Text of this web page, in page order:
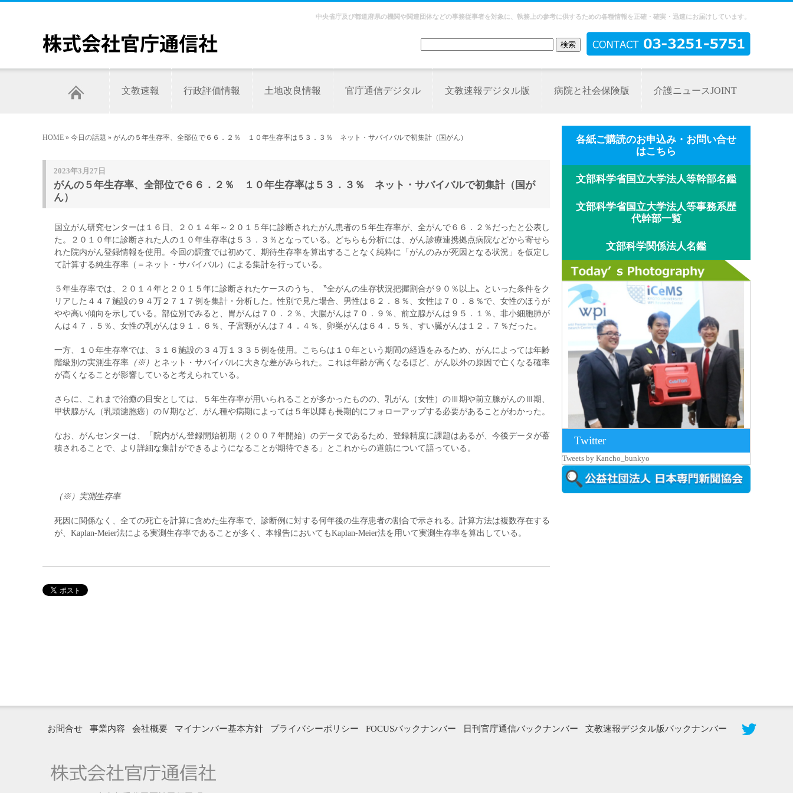
中央省庁及び都道府県の機関や関連団体などの事務従事者を対象に、執務上の参考に供するための各種情報を正確・確実・迅速にお届けしています。
文教速報 行政評価情報 土地改良情報 官庁通信デジタル 文教速報デジタル版 病院と社会保険版 介護ニュースJOINT
HOME » 今日の話題 » がんの５年生存率、全部位で６６．２％ １０年生存率は５３．３％ ネット・サバイバルで初集計（国がん）
2023年3月27日
がんの５年生存率、全部位で６６．２％ １０年生存率は５３．３％ ネット・サバイバルで初集計（国が
ん）
国立がん研究センターは１６日、２０１４年～２０１５年に診断されたがん患者の５年生存率が、全がんで６６．２％だったと公表し
た。２０１０年に診断された人の１０年生存率は５３．３％となっている。どちらも分析には、がん診療連携拠点病院などから寄せら
れた院内がん登録情報を使用。今回の調査では初めて、期待生存率を算出することなく純粋に「がんのみが死因となる状況」を仮定し
て計算する純生存率（＝ネット・サバイバル）による集計を行っている。
５年生存率では、２０１４年と２０１５年に診断されたケースのうち、〝全がんの生存状況把握割合が９０％以上〟といった条件をク
リアした４４７施設の９４万２７１７例を集計・分析した。性別で見た場合、男性は６２．８％、女性は７０．８％で、女性のほうが
やや高い傾向を示している。部位別でみると、胃がんは７０．２％、大腸がんは７０．９％、前立腺がんは９５．１％、非小細胞肺が
んは４７．５％、女性の乳がんは９１．６％、子宮頸がんは７４．４％、卵巣がんは６４．５％、すい臓がんは１２．７％だった。
一方、１０年生存率では、３１６施設の３４万１３３５例を使用。こちらは１０年という期間の経過をみるため、がんによっては年齢
階級別の実測生存率 （※） とネット・サバイバルに大きな差がみられた。これは年齢が高くなるほど、がん以外の原因で亡くなる確率
が高くなることが影響していると考えられている。
さらに、これまで治癒の目安としては、５年生存率が用いられることが多かったものの、乳がん（女性）のⅢ期や前立腺がんのⅢ期、
甲状腺がん（乳頭濾胞癌）のⅣ期など、がん種や病期によっては５年以降も長期的にフォローアップする必要があることがわかった。
なお、がんセンターは、「院内がん登録開始初期（２００７年開始）のデータであるため、登録精度に課題はあるが、今後データが蓄
積されることで、より詳細な集計ができるようになることが期待できる」とこれからの道筋について語っている。
（※）実測生存率
死因に関係なく、全ての死亡を計算に含めた生存率で、診断例に対する何年後の生存患者の割合で示される。計算方法は複数存在する
が、Kaplan-Meier法による実測生存率であることが多く、本報告においてもKaplan-Meier法を用いて実測生存率を算出している。
各紙ご購読のお申込み・お問い合せ
はこちら
文部科学省国立大学法人等幹部名鑑
文部科学省国立大学法人等事務系歴
代幹部一覧
文部科学関係法人名鑑
京都大iCeMS等を視察した松本文部科学
大...
Twitter
Tweets by Kancho_bunkyo
お問合せ 事業内容 会社概要 マイナンバー基本方針 プライバシーポリシー FOCUSバックナンバー 日刊官庁通信バックナンバー 文教速報デジタル版バックナンバー